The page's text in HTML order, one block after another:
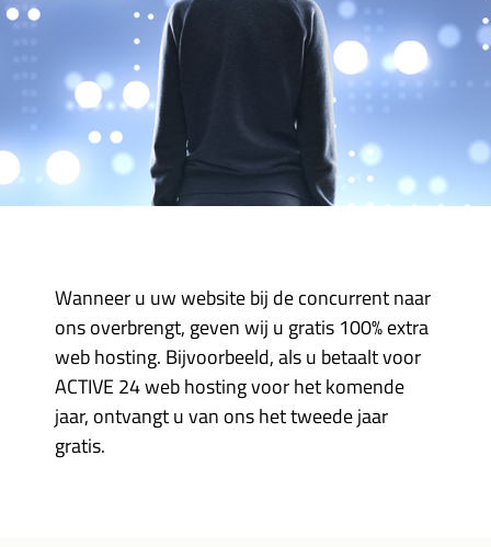
Wanneer u uw website bij de concurrent naar
ons overbrengt, geven wij u gratis 100% extra
web hosting. Bijvoorbeeld, als u betaalt voor
ACTIVE 24 web hosting voor het komende
jaar, ontvangt u van ons het tweede jaar
gratis.